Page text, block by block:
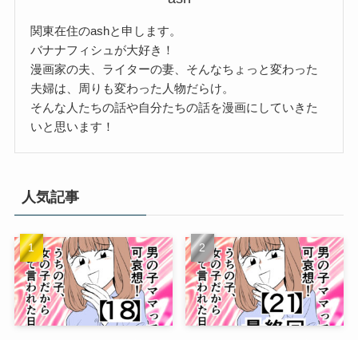
関東在住のashと申します。
バナナフィシュが大好き！
漫画家の夫、ライターの妻、そんなちょっと変わった
夫婦は、周りも変わった人物だらけ。
そんな人たちの話や自分たちの話を漫画にしていきた
いと思います！
人気記事